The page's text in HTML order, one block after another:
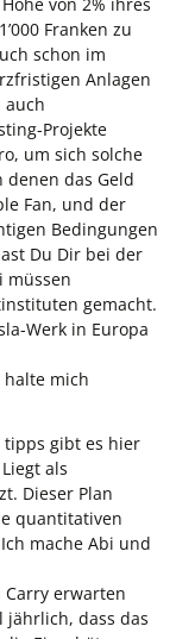
Franken zu
schon im
Anlagen
auch
Projekte
um sich solche
das Geld
Fan, und der
Bedingungen
Du Dir bei der
müssen
gemacht.
Werk in Europa
mich
tipps gibt es hier
als
Dieser Plan
quantitativen
mache Abi und
erwarten
jährlich, dass das